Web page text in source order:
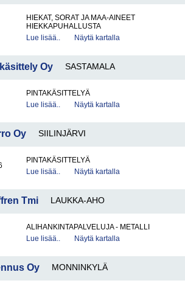
HIEKAT, SORAT JA MAA-AINEET
HIEKKAPUHALLUSTA
Lue lisää..
Näytä kartalla
Oy SASTAMALA
PINTAKÄSITTELYÄ
Lue lisää..
Näytä kartalla
Oy SIILINJÄRVI
PINTAKÄSITTELYÄ
Lue lisää..
Näytä kartalla
Tmi LAUKKA-AHO
ALIHANKINTAPALVELUJA - METALLI
Lue lisää..
Näytä kartalla
Oy MONNINKYLÄ